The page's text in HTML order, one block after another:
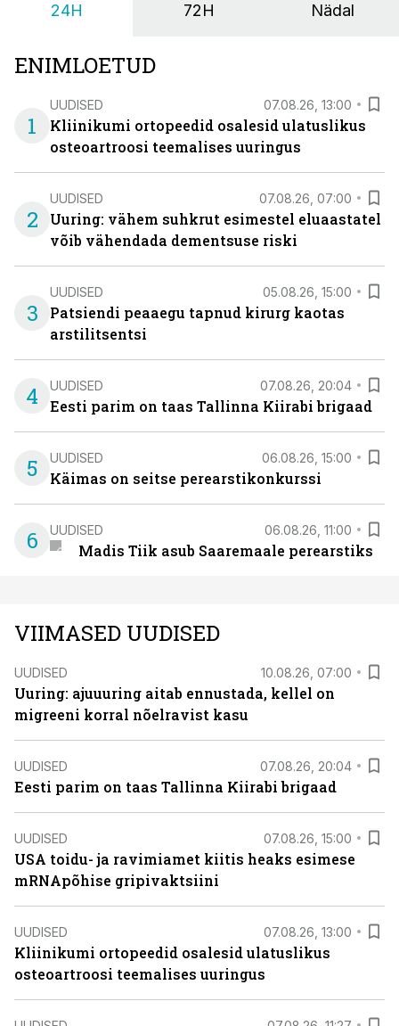
24H 72H Nädal
ENIMLOETUD
1
UUDISED 07.08.26, 13:00
Kliinikumi ortopeedid osalesid ulatuslikus
osteoartroosi teemalises uuringus
2
UUDISED 07.08.26, 07:00
Uuring: vähem suhkrut esimestel eluaastatel
võib vähendada dementsuse riski
3
UUDISED 05.08.26, 15:00
Patsiendi peaaegu tapnud kirurg kaotas
arstilitsentsi
4 UUDISED 07.08.26, 20:04
Eesti parim on taas Tallinna Kiirabi brigaad
5 UUDISED 06.08.26, 15:00
Käimas on seitse perearstikonkurssi
6 UUDISED 06.08.26, 11:00
Madis Tiik asub Saaremaale perearstiks
VIIMASED UUDISED
UUDISED 10.08.26, 07:00
Uuring: ajuuuring aitab ennustada, kellel on
migreeni korral nõelravist kasu
UUDISED 07.08.26, 20:04
Eesti parim on taas Tallinna Kiirabi brigaad
UUDISED 07.08.26, 15:00
USA toidu- ja ravimiamet kiitis heaks esimese
mRNApõhise gripivaktsiini
UUDISED 07.08.26, 13:00
Kliinikumi ortopeedid osalesid ulatuslikus
osteoartroosi teemalises uuringus